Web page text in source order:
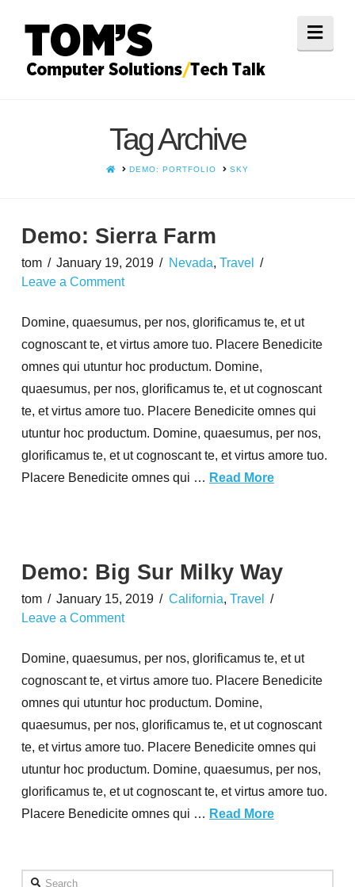
Tag Archive
HOMEDEMO: PORTFOLIO SKY
Demo: Sierra Farm
tom January 19, 2019 Nevada, Travel
Leave a Comment
Domine, quaesumus, per nos, glorificamus te, et ut
cognoscant te, et virtus amore tuo. Placere Benedicite
omnes qui utuntur hoc productum. Domine,
quaesumus, per nos, glorificamus te, et ut cognoscant
te, et virtus amore tuo. Placere Benedicite omnes qui
utuntur hoc productum. Domine, quaesumus, per nos,
glorificamus te, et ut cognoscant te, et virtus amore tuo.
Placere Benedicite omnes qui … Read More
Demo: Big Sur Milky Way
tom January 15, 2019 California, Travel
Leave a Comment
Domine, quaesumus, per nos, glorificamus te, et ut
cognoscant te, et virtus amore tuo. Placere Benedicite
omnes qui utuntur hoc productum. Domine,
quaesumus, per nos, glorificamus te, et ut cognoscant
te, et virtus amore tuo. Placere Benedicite omnes qui
utuntur hoc productum. Domine, quaesumus, per nos,
glorificamus te, et ut cognoscant te, et virtus amore tuo.
Placere Benedicite omnes qui … Read More
Search